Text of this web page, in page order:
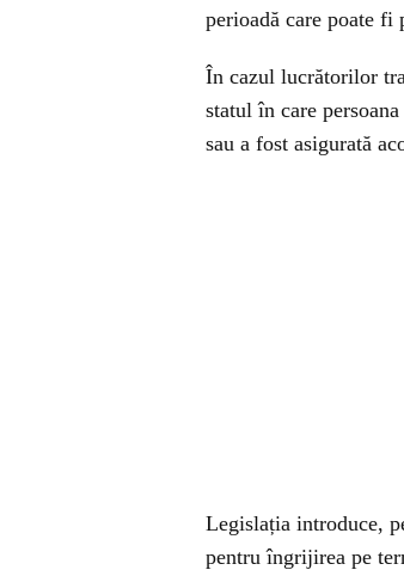
perioadă care poate fi
În cazul lucrătorilor
statul în care
sau a fost asigurată
Legislația introduce,
pentru îngrijirea pe